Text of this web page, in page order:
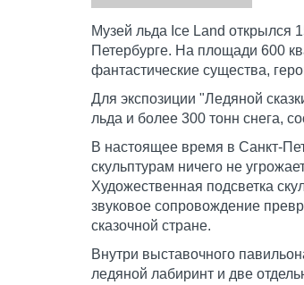
Музей льда Ice Land открылся
Петербурге. На площади 600
фантастические существа,
Для экспозиции "Ледяной
льда и более 300 тонн снега,
В настоящее время в Санкт-
скульптурам ничего не
Художественная подсветка
звуковое сопровождение
сказочной стране.
Внутри выставочного
ледяной лабиринт и две